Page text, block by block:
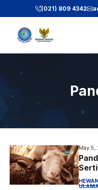
to
content
(021) 809 4342
May 5,
HEWAN